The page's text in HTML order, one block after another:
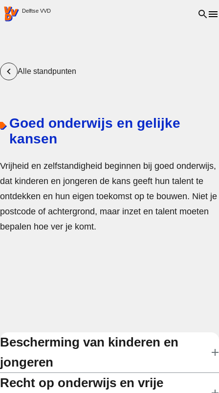
VVD.nl - Ga naar de homepage
Delftse VVD Open
Alle standpunten
Goed onderwijs en gelijke
kansen
Vrijheid en zelfstandigheid beginnen bij goed onderwijs,
dat kinderen en jongeren de kans geeft hun talent te
ontdekken en hun eigen toekomst op te bouwen. Niet je
postcode of achtergrond, maar inzet en talent moeten
bepalen hoe ver je komt.
Bescherming van kinderen en
jongeren
Recht op onderwijs en vrije